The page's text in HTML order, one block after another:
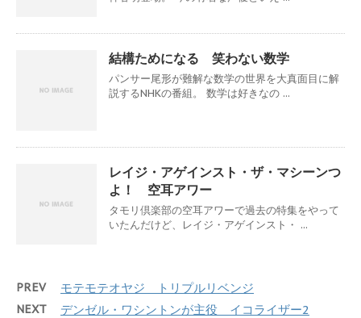
結構ためになる 笑わない数学
パンサー尾形が難解な数学の世界を大真面目に解
説するNHKの番組。 数学は好きなの ...
レイジ・アゲインスト・ザ・マシーンつ
よ！ 空耳アワー
タモリ倶楽部の空耳アワーで過去の特集をやって
いたんだけど、レイジ・アゲインスト・ ...
PREV モテモテオヤジ トリプルリベンジ
NEXT デンゼル・ワシントンが主役 イコライザー2